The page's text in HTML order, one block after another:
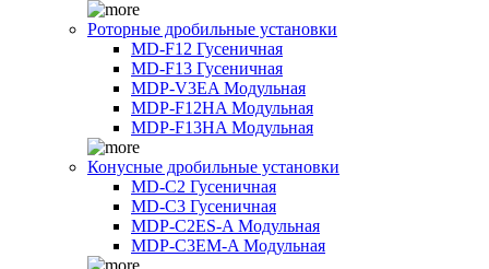
Роторные дробильные установки
MD-F12 Гусеничная
MD-F13 Гусеничная
MDP-V3EA Модульная
MDP-F12HA Модульная
MDP-F13HA Модульная
Конусные дробильные установки
MD-C2 Гусеничная
MD-C3 Гусеничная
MDP-C2ES-A Модульная
MDP-C3EM-A Модульная